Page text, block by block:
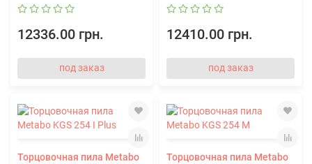
12336.00 грн.
под заказ
12410.00 грн.
под заказ
Торцовочная пила Metabo
Торцовочная пила Metabo